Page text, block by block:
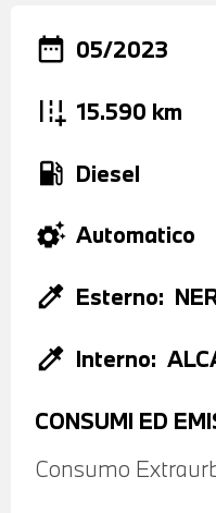
date_range 05/2023
add_road 15.590 km
local_gas_station Diesel
settings_suggest Automatico
colorize Esterno:
colorize Interno:
CONSUMI ED
Consumo